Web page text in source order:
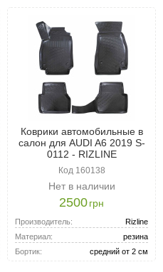
Коврики автомобильные в
салон для AUDI A6 2019 S-
0112 - RIZLINE
Код 160138
Нет в наличии
2500грн
Производитель:
Rizline
Материал:
резина
Бортик:
средний от 2 см